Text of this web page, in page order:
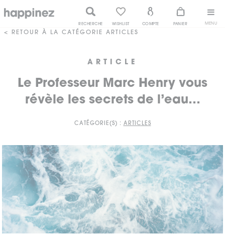
MENU
RECHERCHE WISHLIST COMPTE PANIER
< RETOUR À LA CATÉGORIE ARTICLES
ARTICLE
Le Professeur Marc Henry vous
révèle les secrets de l’eau…
CATÉGORIE(S) : ARTICLES